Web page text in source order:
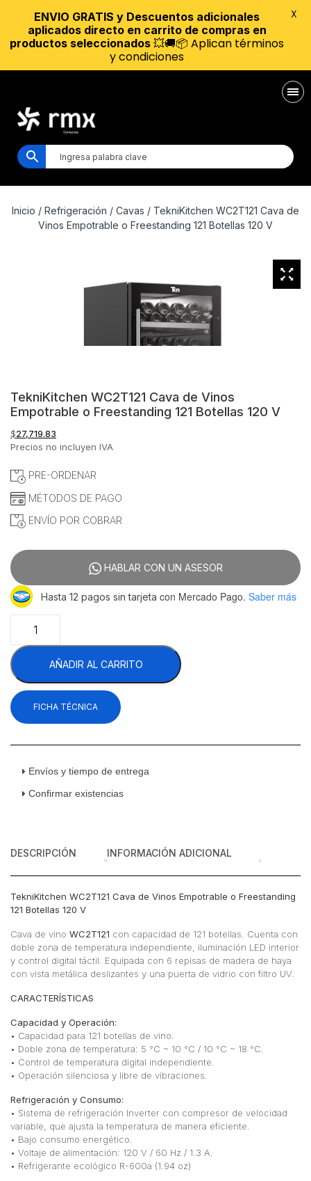
Inicio / Refrigeración / Cavas / TekniKitchen WC2T121 Cava de
Vinos Empotrable o Freestanding 121 Botellas 120 V
TekniKitchen WC2T121 Cava de Vinos
Empotrable o Freestanding 121 Botellas 120 V
$27,719.83
Precios no incluyen IVA
PRE-ORDENAR
MÉTODOS DE PAGO
ENVÍO POR COBRAR
HABLAR CON UN ASESOR
Hasta 12 pagos sin tarjeta con Mercado Pago. Saber más
WC2T121
Cava
de
Vinos
Empotrable
o
Freestanding
120
cantidad
AÑADIR AL CARRITO
FICHA TÉCNICA
Envíos y tiempo de entrega
Confirmar existencias
DESCRIPCIÓN INFORMACIÓN ADICIONAL
TekniKitchen WC2T121 Cava de Vinos Empotrable o Freestanding
121 Botellas 120 V
Cava de vino WC2T121 con capacidad de 121 botellas. Cuenta con
doble zona de temperatura independiente, iluminación LED interior
y control digital táctil. Equipada con 6 repisas de madera de haya
con vista metálica deslizantes y una puerta de vidrio con filtro UV.
CARACTERÍSTICAS
Capacidad y Operación:
• Capacidad para 121 botellas de vino.
• Doble zona de temperatura: 5 °C ~ 10 °C / 10 °C ~ 18 °C.
• Control de temperatura digital independiente.
• Operación silenciosa y libre de vibraciones.
Refrigeración y Consumo:
• Sistema de refrigeración Inverter con compresor de velocidad
variable, que ajusta la temperatura de manera eficiente.
• Bajo consumo energético.
• Voltaje de alimentación: 120 V / 60 Hz / 1.3 A.
• Refrigerante ecológico R-600a (1.94 oz)
ENVIO GRATIS y Descuentos adicionales
aplicados directo en carrito de compras en
productos seleccionados 💥🚚📦 Aplican términos
y condiciones
X